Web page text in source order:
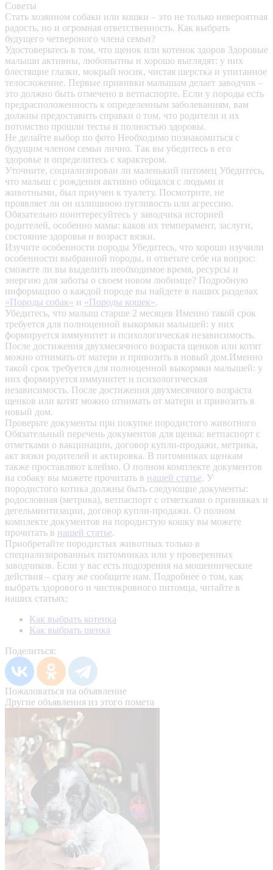
Советы
Стать хозяином собаки или кошки – это не только невероятная
радость, но и огромная ответственность. Как выбрать
будущего четвероного члена семьи?
Удостоверьтесь в том, что щенок или котенок здоров Здоровые
малыши активны, любопытны и хорошо выглядят: у них
блестящие глазки, мокрый носик, чистая шерстка и упитанное
телосложение. Первые прививки малышам делает заводчик –
это должно быть отмечено в ветпаспорте. Если у породы есть
предрасположенность к определенным заболеваниям, вам
должны предоставить справки о том, что родители и их
потомство прошли тесты и полностью здоровы.
Не делайте выбор по фото Необходимо познакомиться с
будущим членом семьи лично. Так вы убедитесь в его
здоровье и определитесь с характером.
Уточните, социализирован ли маленький питомец Убедитесь,
что малыш с рождения активно общался с людьми и
животными, был приучен к туалету. Посмотрите, не
проявляет ли он излишнюю пугливость или агрессию.
Обязательно поинтересуйтесь у заводчика историей
родителей, особенно мамы: каков их темперамент, заслуги,
состояние здоровья и возраст вязки.
Изучите особенности породы Убедитесь, что хорошо изучили
особенности выбранной породы, и ответьте себе на вопрос:
сможете ли вы выделить необходимое время, ресурсы и
энергию для заботы о своем новом любимце? Подробную
информацию о каждой породе вы найдете в наших разделах
«Породы собак» и «Породы кошек».
Убедитесь, что малыш старше 2 месяцев Именно такой срок
требуется для полноценной выкормки малышей: у них
формируется иммунитет и психологическая независимость.
После достижения двухмесячного возраста щенков или котят
можно отнимать от матери и привозить в новый дом.Именно
такой срок требуется для полноценной выкормки малышей: у
них формируется иммунитет и психологическая
независимость. После достижения двухмесячного возраста
щенков или котят можно отнимать от матери и привозить в
новый дом.
Проверьте документы при покупке породистого животного
Обязательный перечень документов для щенка: ветпаспорт с
отметками о вакцинации, договор купли-продажи, метрика,
акт вязки родителей и актировка. В питомниках щенкам
также проставляют клеймо. О полном комплекте документов
на собаку вы можете прочитать в нашей статье. У
породистого котика должны быть следующие документы:
родословная (метрика), ветпаспорт с отметками о прививках и
дегельминтизации, договор купли-продажи. О полном
комплекте документов на породистую кошку вы можете
прочитать в нашей статье.
Приобретайте породистых животных только в
специализированных питомниках или у проверенных
заводчиков. Если у вас есть подозрения на мошеннические
действия – сразу же сообщите нам. Подробнее о том, как
выбрать здорового и чистокровного питомца, читайте в
наших статьях:
Как выбрать котенка
Как выбрать щенка
Поделиться:
Пожаловаться на объявление
Другие объявления из этого помета